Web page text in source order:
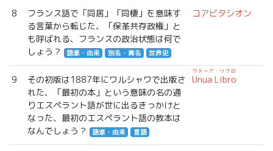
8
フランス語で「同居」「同棲」を意味す
る言葉から転じた、「保革共存政権」と
も呼ばれる、フランスの政治状態は何で
しょう？
語源・由来 別名・異名 世界史
コアビタシオン
9
その初版は1887年にワルシャワで出版さ
れた、「最初の本」という意味の名の通
りエスペラント語が世に出るきっかけと
なった、最初のエスペラント語の教本は
なんでしょう？
語源・由来 言語
Unua Libro
ウヌーア・リブロ